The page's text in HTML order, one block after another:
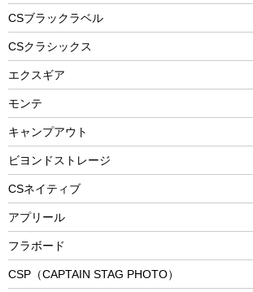
フードボトル
トレー
ランチョンマット
ランチボックス
ツール、他
アクセサリー
フローティングベスト
ヘルメット
エアーポンプ
ビーチテント
ウィンター
スノーシュー
防寒ウェア
トレッキング
トレッキングアクセサリー
プレイグッズ
CSブラックラベル
CSクラシックス
エクスギア
モンテ
キャンプアウト
ビヨンドストレージ
CSネイティブ
アプリール
フラボード
CSP（CAPTAIN STAG PHOTO）